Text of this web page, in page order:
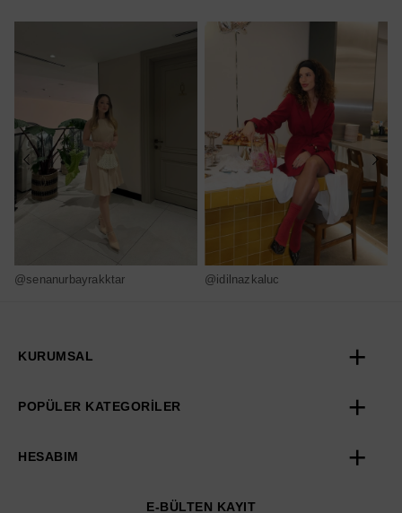
@senanurbayrakktar @idilnazkaluc
KURUMSAL
POPÜLER KATEGORİLER
HESABIM
E-BÜLTEN KAYIT